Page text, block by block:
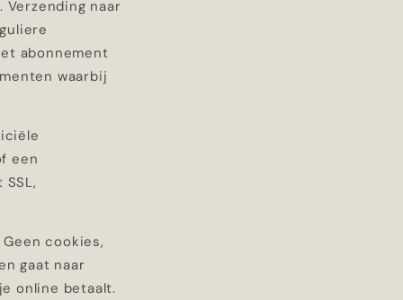
naar
abonnement
waarbij
een
cookies,
gaat naar
online betaalt.